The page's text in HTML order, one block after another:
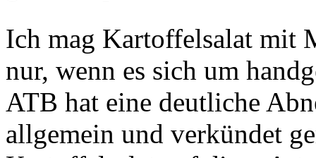
Ich mag Kartoffelsalat mit
nur, wenn es sich um
ATB hat eine deutliche
allgemein und verkündet